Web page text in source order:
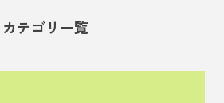
カテゴリ一覧